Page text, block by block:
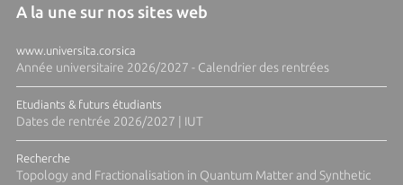
A la une sur nos sites web
www.universita.corsica
Année universitaire 2026/2027 - Calendrier des rentrées
Etudiants & futurs étudiants
Dates de rentrée 2026/2027 | IUT
Recherche
Topology and Fractionalisation in Quantum Matter and Synthetic